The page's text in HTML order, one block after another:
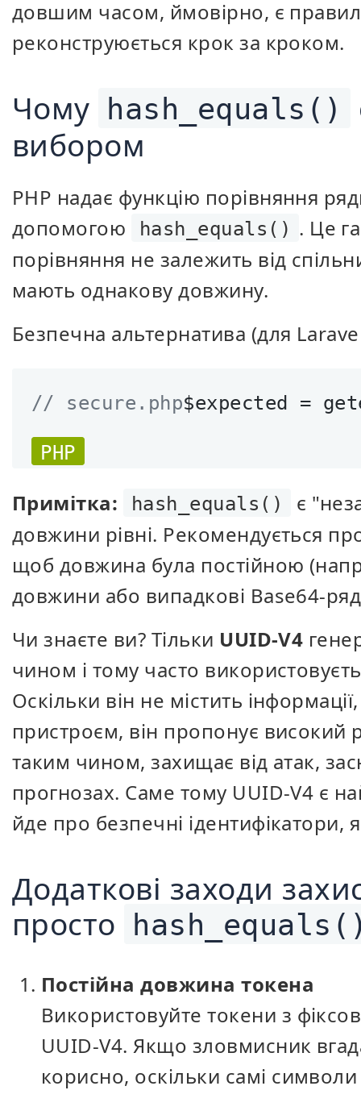
довшим часом, ймовірно, є
реконструюється крок за кроком.
Чому hash_equals()
вибором
PHP надає функцію порівняння
допомогою
hash_equals() . Це
порівняння не залежить від
мають однакову довжину.
Безпечна альтернатива (для
// secure.php$expected =
PHP
Примітка: hash_equals()
є
довжини рівні. Рекомендується
щоб довжина була постійною
довжини або випадкові Base64-
Чи знаєте ви? Тільки UUID-V4
чином і тому часто
Оскільки він не містить
пристроєм, він пропонує високий
таким чином, захищає від атак,
прогнозах. Саме тому UUID-V4 є
йде про безпечні ідентифікатори,
Додаткові заходи
просто
Постійна довжина токена
Використовуйте токени з
UUID-V4. Якщо зловмисник
корисно, оскільки самі